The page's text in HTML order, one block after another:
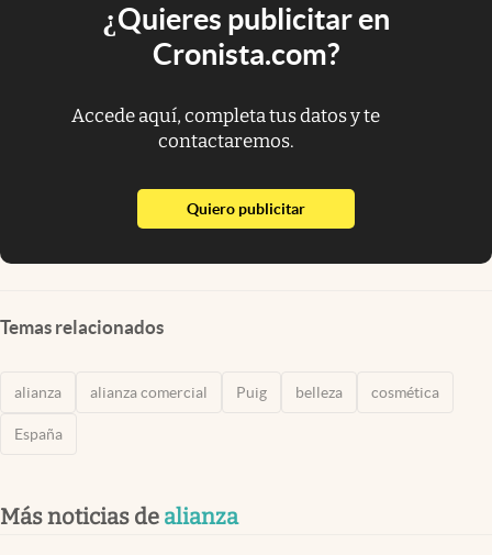
¿Quieres publicitar en
Cronista.com?
Accede aquí, completa tus datos y te
contactaremos.
Quiero publicitarabre en nueva pestaña
Temas relacionados
alianza alianza comercial Puig belleza cosmética
España
Más noticias de alianza